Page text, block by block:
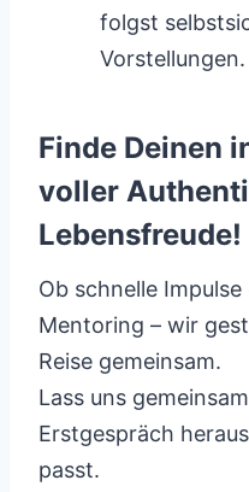
folgst
Vorstellungen.
Finde Deinen
voller
Lebensfreude!
Ob schnelle
Mentoring – wir
Reise gemeinsam.
Lass uns
Erstgespräch
passt.